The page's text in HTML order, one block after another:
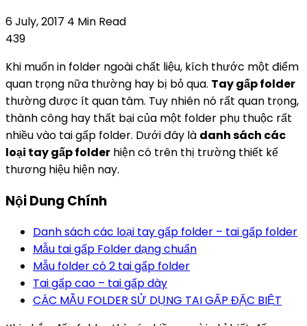
6 July, 2017 4 Min Read
439
Khi muốn in folder ngoài chất liệu, kích thước một điểm
quan trọng nữa thường hay bị bỏ qua. Tay gấp folder
thường được ít quan tâm. Tuy nhiên nó rất quan trọng,
thành công hay thất bại của một folder phụ thuộc rất
nhiều vào tai gấp folder. Dưới đây là danh sách các
loại tay gấp folder hiện có trên thị trường thiết kế
thương hiệu hiện nay.
Nội Dung Chính
Danh sách các loại tay gấp folder – tai gấp folder
Mẫu tai gấp Folder dạng chuẩn
Mẫu folder có 2 tai gấp folder
Tai gấp cao – tai gấp dày
CÁC MẪU FOLDER SỬ DỤNG TAI GẤP ĐẶC BIỆT